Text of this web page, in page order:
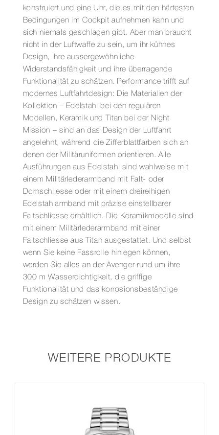
Menge
konstruiert und eine Uhr, die es mit den härtesten
Bedingungen im Cockpit aufnehmen kann und
sich niemals geschlagen gibt. Aber man braucht
nicht in der Luftwaffe zu sein, um ihr kühnes
Design, ihre aussergewöhnliche
Widerstandsfähigkeit und ihre überragende
Funktionalität zu schätzen. Performance trifft auf
modernes Luftfahrtdesign: Die Materialien der
Kollektion – Edelstahl bei den regulären
Modellen, Keramik und Titan bei der Night
Mission – sind an das Design der Luftfahrt
angelehnt, während die Zifferblattfarben sich an
denen der Militäruniformen orientieren. Alle
Ausführungen aus Edelstahl sind wahlweise mit
einem Militärlederarmband mit Falt- oder
Dornschliesse oder mit einem dreireihigen
Edelstahlarmband mit präzise einstellbarer
Faltschliesse erhältlich. Die Keramikmodelle sind
mit einem Militärlederarmband mit einer
Faltschliesse aus Titan ausgestattet. Und selbst
wenn Sie keine Fassrolle hinlegen können,
werden Sie alles an der Avenger rund um ihre
300 m Wasserdichtigkeit, die griffige
Funktionalität und das korrosionsbeständige
Design zu schätzen wissen.
WEITERE PRODUKTE